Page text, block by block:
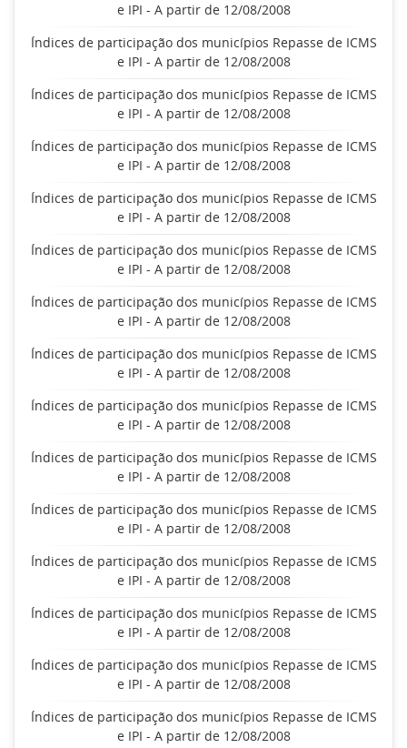
e IPI - A partir de 12/08/2008
Índices de participação dos municípios Repasse de ICMS
e IPI - A partir de 12/08/2008
Índices de participação dos municípios Repasse de ICMS
e IPI - A partir de 12/08/2008
Índices de participação dos municípios Repasse de ICMS
e IPI - A partir de 12/08/2008
Índices de participação dos municípios Repasse de ICMS
e IPI - A partir de 12/08/2008
Índices de participação dos municípios Repasse de ICMS
e IPI - A partir de 12/08/2008
Índices de participação dos municípios Repasse de ICMS
e IPI - A partir de 12/08/2008
Índices de participação dos municípios Repasse de ICMS
e IPI - A partir de 12/08/2008
Índices de participação dos municípios Repasse de ICMS
e IPI - A partir de 12/08/2008
Índices de participação dos municípios Repasse de ICMS
e IPI - A partir de 12/08/2008
Índices de participação dos municípios Repasse de ICMS
e IPI - A partir de 12/08/2008
Índices de participação dos municípios Repasse de ICMS
e IPI - A partir de 12/08/2008
Índices de participação dos municípios Repasse de ICMS
e IPI - A partir de 12/08/2008
Índices de participação dos municípios Repasse de ICMS
e IPI - A partir de 12/08/2008
Índices de participação dos municípios Repasse de ICMS
e IPI - A partir de 12/08/2008